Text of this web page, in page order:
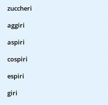
zuccheri
aggiri
aspiri
cospiri
espiri
giri